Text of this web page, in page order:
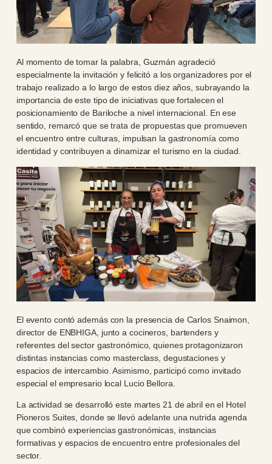
Al momento de tomar la palabra, Guzmán agradeció
especialmente la invitación y felicitó a los organizadores por el
trabajo realizado a lo largo de estos diez años, subrayando la
importancia de este tipo de iniciativas que fortalecen el
posicionamiento de Bariloche a nivel internacional. En ese
sentido, remarcó que se trata de propuestas que promueven
el encuentro entre culturas, impulsan la gastronomía como
identidad y contribuyen a dinamizar el turismo en la ciudad.
El evento contó además con la presencia de Carlos Snaimon,
director de ENBHIGA, junto a cocineros, bartenders y
referentes del sector gastronómico, quienes protagonizaron
distintas instancias como masterclass, degustaciones y
espacios de intercambio. Asimismo, participó como invitado
especial el empresario local Lucio Bellora.
La actividad se desarrolló este martes 21 de abril en el Hotel
Pioneros Suites, donde se llevó adelante una nutrida agenda
que combinó experiencias gastronómicas, instancias
formativas y espacios de encuentro entre profesionales del
sector.